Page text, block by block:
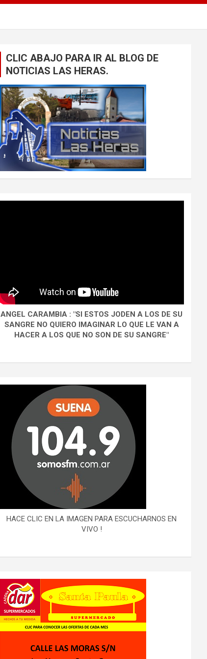
CLIC ABAJO PARA IR AL BLOG DE
NOTICIAS LAS HERAS.
ANGEL CARAMBIA : "SI ESTOS JODEN A LOS DE SU
SANGRE NO QUIERO IMAGINAR LO QUE LE VAN A
HACER A LOS QUE NO SON DE SU SANGRE"
HACE CLIC EN LA IMAGEN PARA ESCUCHARNOS EN
VIVO !